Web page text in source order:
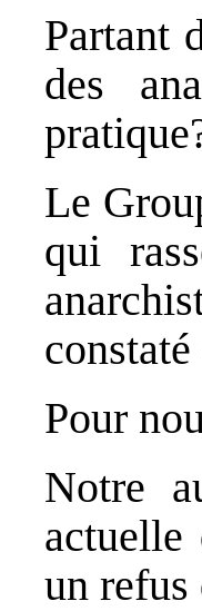
Partant
des
Le
qui
Pour
Notre
actuelle
un refus